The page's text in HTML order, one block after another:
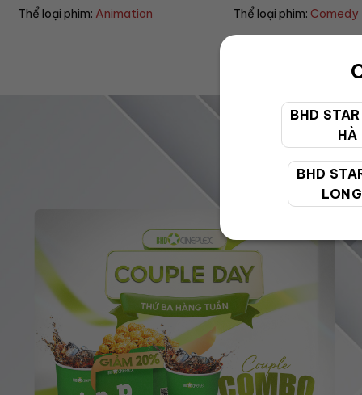
BHD
HÀ
BHD
Thể loại phim:Comedy Thể loại phim:Horror